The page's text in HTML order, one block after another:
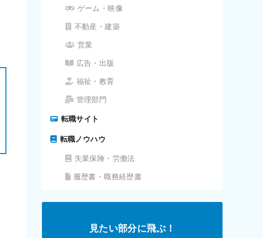
ゲーム・映像
不動産・建築
営業
広告・出版
福祉・教育
管理部門
転職サイト
転職ノウハウ
失業保険・労働法
履歴書・職務経歴書
見たい部分に飛ぶ！